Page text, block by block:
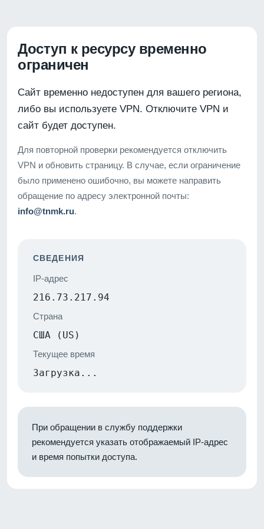
Доступ к ресурсу временно
ограничен
Сайт временно недоступен для вашего региона,
либо вы используете VPN. Отключите VPN и
сайт будет доступен.
Для повторной проверки рекомендуется отключить
VPN и обновить страницу. В случае, если ограничение
было применено ошибочно, вы можете направить
обращение по адресу электронной почты:
info@tnmk.ru.
СВЕДЕНИЯ
IP-адрес
216.73.217.94
Страна
США (US)
Текущее время
Загрузка...
При обращении в службу поддержки
рекомендуется указать отображаемый IP-адрес
и время попытки доступа.